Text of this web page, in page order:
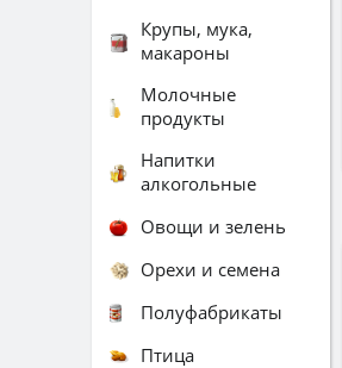
Крупы, мука,
макароны
Молочные
продукты
Напитки
алкогольные
Овощи и зелень
Орехи и семена
Полуфабрикаты
Птица